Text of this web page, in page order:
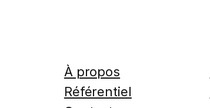
À propos
Référentiel